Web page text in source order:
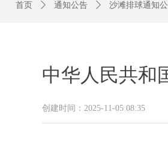
中华人民共和
创建时间： 2025-11-05 08:35
首页 ꄲ 通知公告 ꄲ 沙滩排球通知